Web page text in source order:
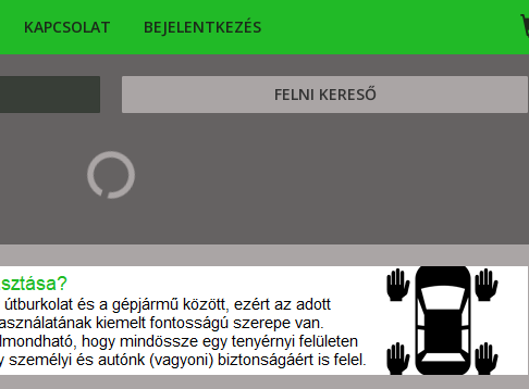
KAPCSOLAT BEJELENTKEZÉS
FELNI KERESŐ
KERESÉS